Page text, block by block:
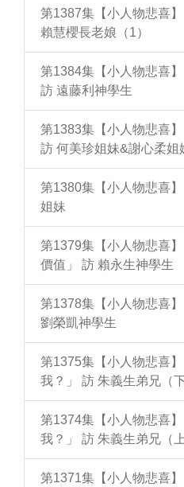
第1387集【小人物悲喜
賴慧櫻長老娘（1）
第1384集【小人物悲喜
訪 遠藤利神學生
第1383集【小人物悲喜
訪 何美珍姐妹&謝心柔姐
第1380集【小人物悲喜
姐妹
第1379集【小人物悲喜
價值」 訪 賴永生神學生
第1378集【小人物悲喜
劉榮凱神學生
第1375集【小人物悲喜
我？」 訪 朱義生弟兄（下
第1374集【小人物悲喜
我？」 訪 朱義生弟兄（上
第1371集【小人物悲喜